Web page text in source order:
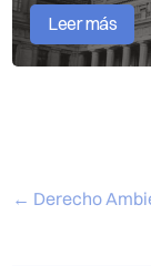
Leer más
← Derecho